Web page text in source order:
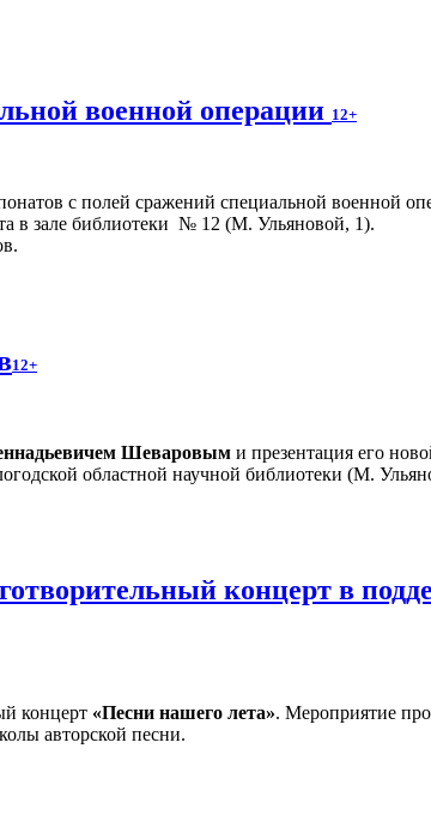
военной операции 12+
с полей сражений специальной военной
в зале библиотеки № 12 (М. Ульяновой, 1).
12+
Шеваровым и презентация его
областной научной библиотеки (М.
концерт в
концерт «Песни нашего лета». Мероприятие
авторской песни.